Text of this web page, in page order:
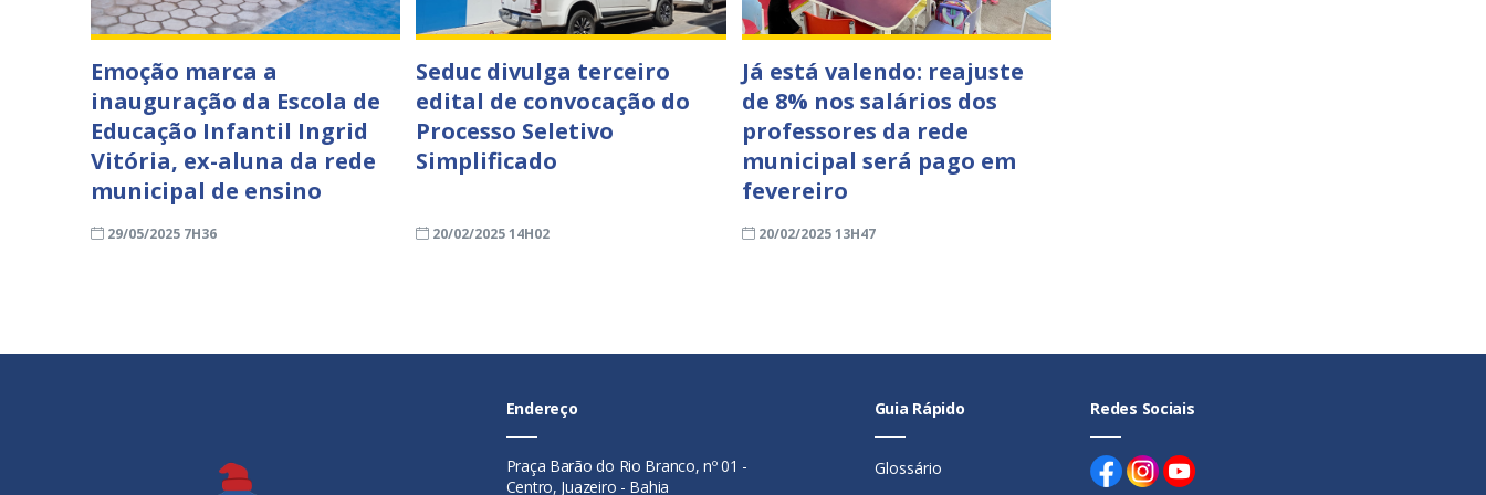
Emoção marca a
inauguração da Escola de
Educação Infantil Ingrid
Vitória, ex-aluna da rede
municipal de ensino
29/05/2025 7H36
Seduc divulga terceiro
edital de convocação do
Processo Seletivo
Simplificado
20/02/2025 14H02
Já está valendo: reajuste
de 8% nos salários dos
professores da rede
municipal será pago em
fevereiro
20/02/2025 13H47
Endereço
Praça Barão do Rio Branco, nº 01 -
Centro, Juazeiro - Bahia
Guia Rápido
Glossário
Redes Sociais